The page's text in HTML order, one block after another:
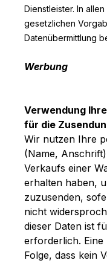
Dienstleister. In
gesetzlichen
Datenübermittlung
Werbung
Verwendung
für die
Wir nutzen Ihre
(Name,
Verkaufs einer
erhalten haben,
zuzusenden,
nicht
dieser Daten ist
erforderlich.
Folge, dass kein